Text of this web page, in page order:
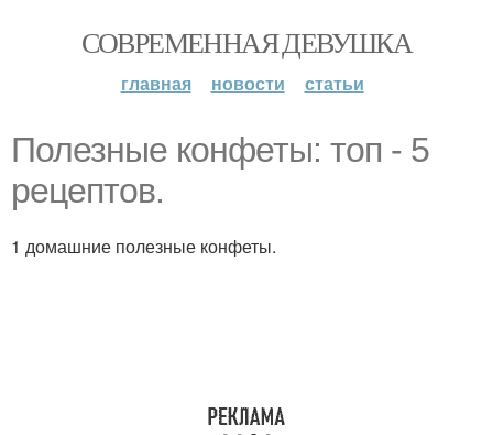
СОВРЕМЕННАЯ ДЕВУШКА
главная новости статьи
Полезные конфеты: топ - 5
рецептов.
1 домашние полезные конфеты.